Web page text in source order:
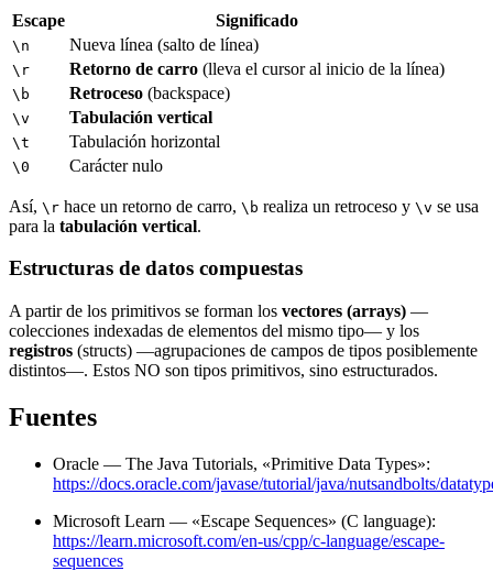
Escape Significado
\n Nueva línea (salto de línea)
\r Retorno de carro (lleva el cursor al inicio de la línea)
\b Retroceso (backspace)
\v Tabulación vertical
\t Tabulación horizontal
\0 Carácter nulo
Así, \r hace un retorno de carro, \b realiza un retroceso y \v se usa
para la tabulación vertical.
Estructuras de datos compuestas
A partir de los primitivos se forman los vectores (arrays) —
colecciones indexadas de elementos del mismo tipo— y los
registros (structs) —agrupaciones de campos de tipos posiblemente
distintos—. Estos NO son tipos primitivos, sino estructurados.
Fuentes
Oracle — The Java Tutorials, «Primitive Data Types»:
https://docs.oracle.com/javase/tutorial/java/nutsandbolts/
Microsoft Learn — «Escape Sequences» (C language):
https://learn.microsoft.com/en-us/cpp/c-language/escape-
sequences